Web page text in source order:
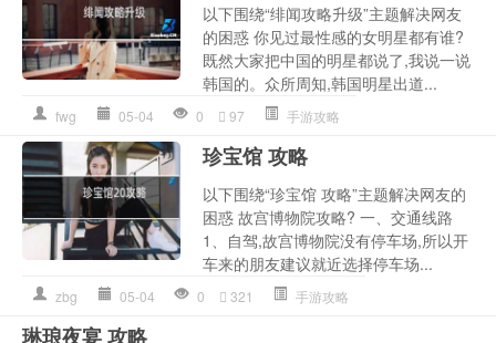
以下围绕“绯闻攻略升级”主题解决网友
的困惑 你见过最性感的女明星都有谁?
既然大家把中国的明星都说了,我说一说
韩国的。众所周知,韩国明星出道...
fwg 05-04 0 97 手游攻略
珍宝馆 攻略
以下围绕“珍宝馆 攻略”主题解决网友的
困惑 故宫博物院攻略? 一、交通线路
1、自驾,故宫博物院没有停车场,所以开
车来的朋友建议就近选择停车场...
zbg 05-04 0 321 手游攻略
琳琅夜宴 攻略